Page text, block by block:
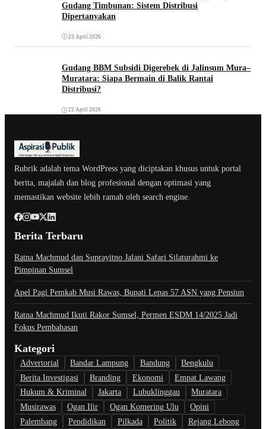
Gudang Timbunan: Sistem Distribusi
Dipertanyakan
23 April 2026
Gudang BBM Subsidi Digerebek di Jalinsum Mura–
Muratara: Siapa Bermain di Balik Rantai
Distribusi?
22 April 2026
Rubrik adalah tema WordPress yang diciptakan khusus untuk portal
berita, majalah dan blog profesional dengan optimasi yang
memastikan website lebih ramah oleh search engine.
Berita Terbaru
Ratna Machmud dan Suprayitno Jalani Safari Silaturahmi ke
Pimpinan Sumsel
Apel Pagi Pemkab Musi Rawas, Bupati Lepas 57 ASN yang Pensiun
Ratna Machmud Ikuti Rakor Sumsel, Permen ESDM 14/2025 Jadi
Fokus Pembahasan
Kategori
Advertorial Bandar Lampung Bandung
Bengkulu
Berita Investigasi
Branding Ekonomi
Empat Lawang
Hukum & Kriminal
Jakarta Lubuklinggau
Muratara
Musirawas
Ogan Ilir Ogan Komering Ulu
Opini
Palembang
Pendidikan Pilkada Politik Rejang Lebong